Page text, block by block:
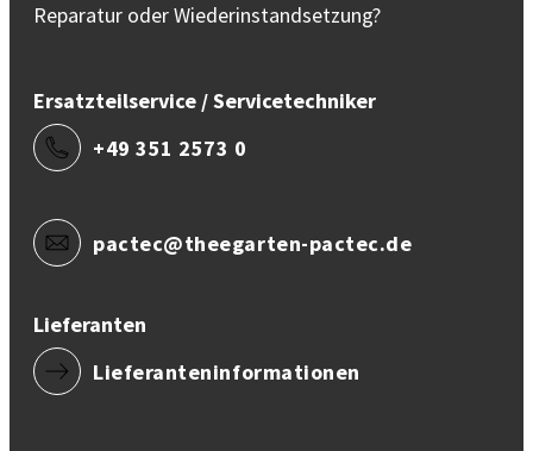
Reparatur oder Wiederinstandsetzung?
Ersatzteilservice / Servicetechniker
+49 351 2573 0
pactec@theegarten-pactec.de
Lieferanten
Lieferanteninformationen